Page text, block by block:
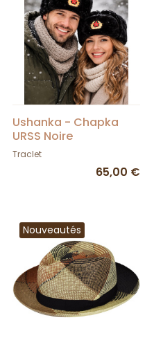
Ushanka - Chapka
URSS Noire
Traclet
65,00 €
Nouveautés